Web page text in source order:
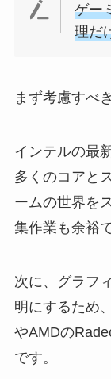
ゲー
理だ
まず考慮すべ
インテルの最
多くのコアと
ームの世界を
集作業も余裕
次に、グラフ
明にするため
やAMDの
です。